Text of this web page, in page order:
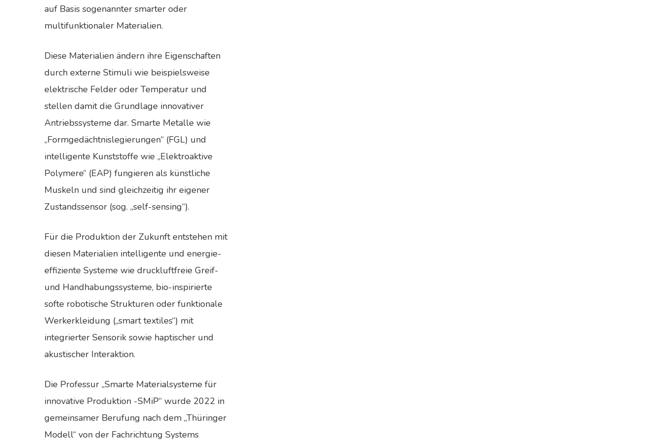
auf Basis sogenannter smarter oder
multifunktionaler Materialien.
Diese Materialien ändern ihre Eigenschaften
durch externe Stimuli wie beispielsweise
elektrische Felder oder Temperatur und
stellen damit die Grundlage innovativer
Antriebssysteme dar. Smarte Metalle wie
„Formgedächtnislegierungen“ (FGL) und
intelligente Kunststoffe wie „Elektroaktive
Polymere“ (EAP) fungieren als künstliche
Muskeln und sind gleichzeitig ihr eigener
Zustandssensor (sog. „self-sensing“).
Für die Produktion der Zukunft entstehen mit
diesen Materialien intelligente und energie-
effiziente Systeme wie druckluftfreie Greif-
und Handhabungssysteme, bio-inspirierte
softe robotische Strukturen oder funktionale
Werkerkleidung („smart textiles“) mit
integrierter Sensorik sowie haptischer und
akustischer Interaktion.
Die Professur „Smarte Materialsysteme für
innovative Produktion -SMiP“ wurde 2022 in
gemeinsamer Berufung nach dem „Thüringer
Modell“ von der Fachrichtung Systems